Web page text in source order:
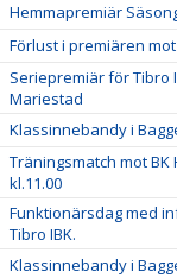
Hemmapremiär
Förlust i premiären
Seriepremiär för Tibro
Mariestad
Klassinnebandy i
Träningsmatch mot
kl.11.00
Funktionärsdag med
Tibro IBK.
Klassinnebandy i